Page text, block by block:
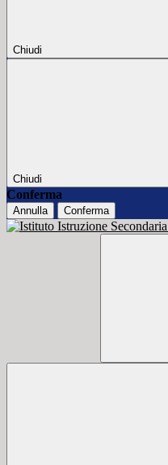
Chiudi
Chiudi
Conferma
Annulla Conferma